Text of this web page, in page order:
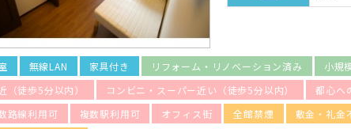
無線LAN 家具付き リフォーム・リノベーション済み 小規
（徒歩5分以内）
コンビニ・スーパー近い（徒歩5分以内）
都心へ
路線利用可
複数駅利用可 オフィス街 全館禁煙 敷金・礼金